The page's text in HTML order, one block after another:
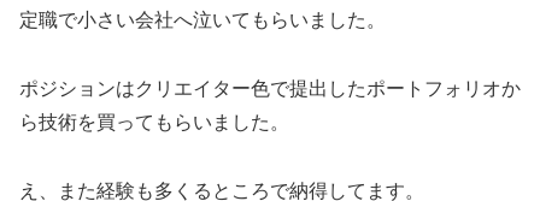
定職で小さい会社へ泣いてもらいました。
ポジションはクリエイター色で提出したポートフォリオか
ら技術を買ってもらいました。
え、また経験も多くるところで納得してます。